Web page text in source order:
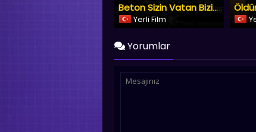
Beton Sizin Vatan Bizim
Yerli Film
Yorumlar